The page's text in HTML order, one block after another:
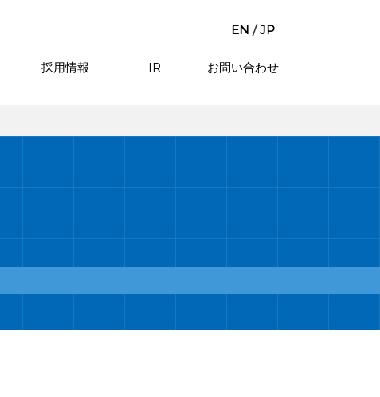
EN /JP
採用情報 IR お問い合わせ